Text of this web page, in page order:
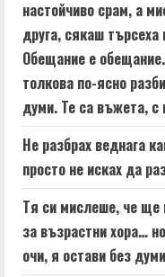
настойчиво срам, а
друга, сякаш търсеха
Обещание е
толкова по-ясно
думи. Те са въжета,
Не разбрах веднага
просто не исках да
Тя си мислеше, че ще
за възрастни хора…
очи, я остави без